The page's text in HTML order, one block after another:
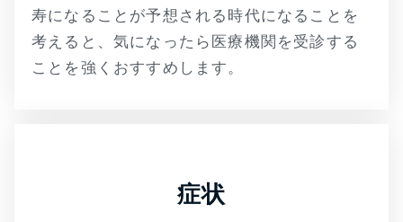
寿になることが予想される時代になることを
考えると、気になったら医療機関を受診する
ことを強くおすすめします。
症状